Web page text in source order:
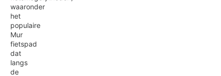
waaronder
het
populaire
Mur
fietspad
dat
langs
de